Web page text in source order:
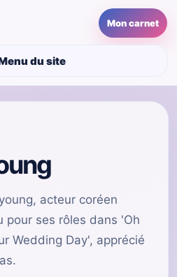
Mon carnet
du site
acteur coréen
pour ses rôles dans 'Oh
Wedding Day', apprécié